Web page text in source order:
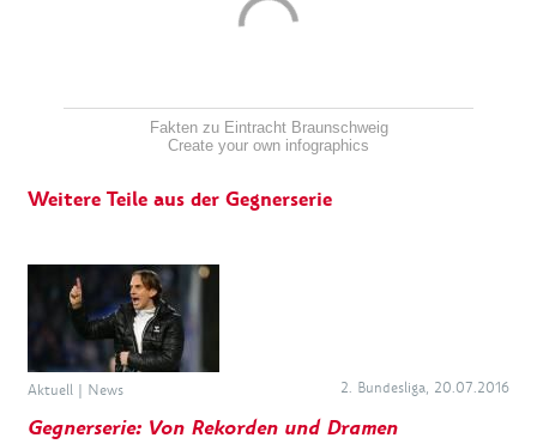
Fakten zu Eintracht Braunschweig
Create your own infographics
Weitere Teile aus der Gegnerserie
Aktuell | News 2. Bundesliga, 20.07.2016
Gegnerserie: Von Rekorden und Dramen